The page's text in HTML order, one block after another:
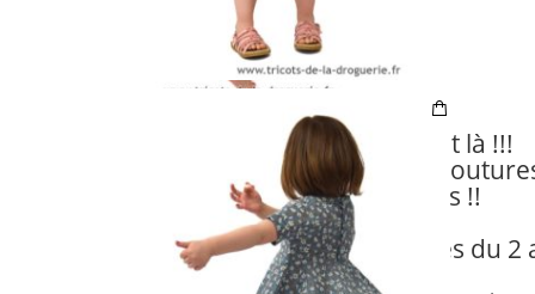
Ils sont là !!!
Les nouveaux modèles
filles !!
Ils sont disponibles du 2